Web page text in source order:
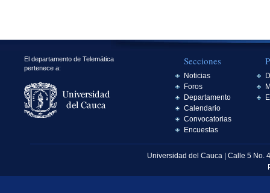
El departamento de Telemática
pertenece a:
Secciones
Noticias
Foros
Departamento
Calendario
Convocatorias
Encuestas
Universidad del Cauca | Calle 5 No.